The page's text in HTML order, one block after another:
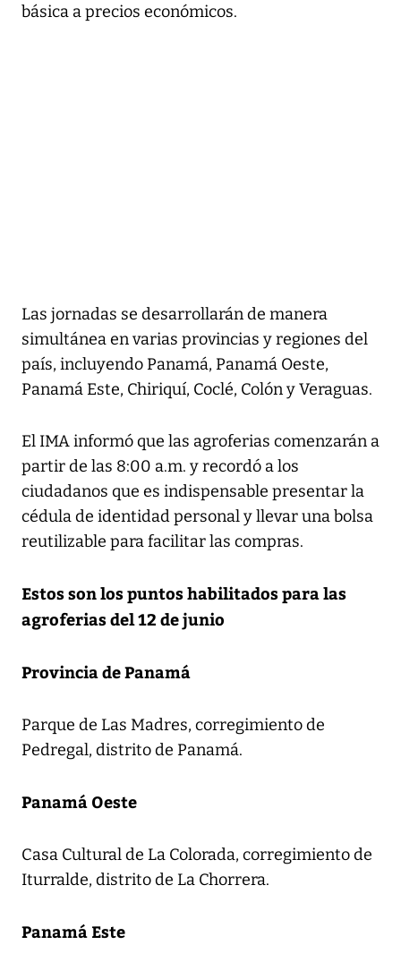
básica a precios económicos.
Las jornadas se desarrollarán de manera
simultánea en varias provincias y regiones del
país, incluyendo Panamá, Panamá Oeste,
Panamá Este, Chiriquí, Coclé, Colón y Veraguas.
El IMA informó que las agroferias comenzarán a
partir de las 8:00 a.m. y recordó a los
ciudadanos que es indispensable presentar la
cédula de identidad personal y llevar una bolsa
reutilizable para facilitar las compras.
Estos son los puntos habilitados para las
agroferias del 12 de junio
Provincia de Panamá
Parque de Las Madres, corregimiento de
Pedregal, distrito de Panamá.
Panamá Oeste
Casa Cultural de La Colorada, corregimiento de
Iturralde, distrito de La Chorrera.
Panamá Este